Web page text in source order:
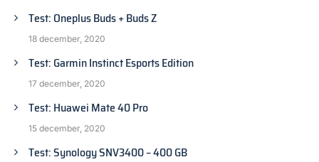
Test: Oneplus Buds + Buds Z
18 december, 2020
Test: Garmin Instinct Esports Edition
17 december, 2020
Test: Huawei Mate 40 Pro
15 december, 2020
Test: Synology SNV3400 – 400 GB